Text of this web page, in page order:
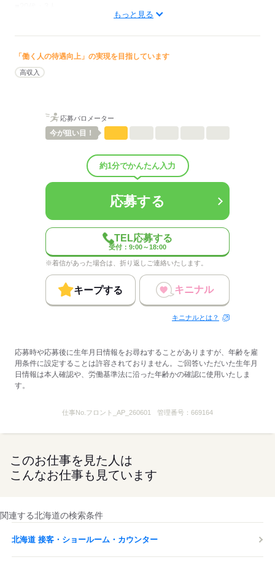
■60代以上：1人
多い年齢層
ひとりで
しずか
ホテルのフロント
男女比（男3：女7）
平均年齢40歳
■制服貸与あり
■深夜手当等あり
■まかないあり
＊メニュー例：肉じゃがやお味噌汁、白米
■ネイル
＊ナチュラルなカラーであればOK
■ピアス・イヤリング
もっと見る
「働く人の待遇向上」の実現を目指しています
高収入
応募バロメーター
今が狙い目！
約1分でかんたん入力
応募する
TEL応募する
受付：9:00～18:00
※着信があった場合は、折り返しご連絡いたします。
キープする キニナル
キニナルとは？
応募時や応募後に生年月日情報をお尋ねすることがありますが、年齢を雇
用条件に設定することは許容されておりません。ご回答いただいた生年月
日情報は本人確認や、労働基準法に沿った年齢かの確認に使用いたしま
す。
仕事No. フロント_AP_260601 管理番号： 669164
このお仕事を見た人は
こんなお仕事も見ています
関連する北海道の検索条件
北海道 接客・ショールーム・カウンター